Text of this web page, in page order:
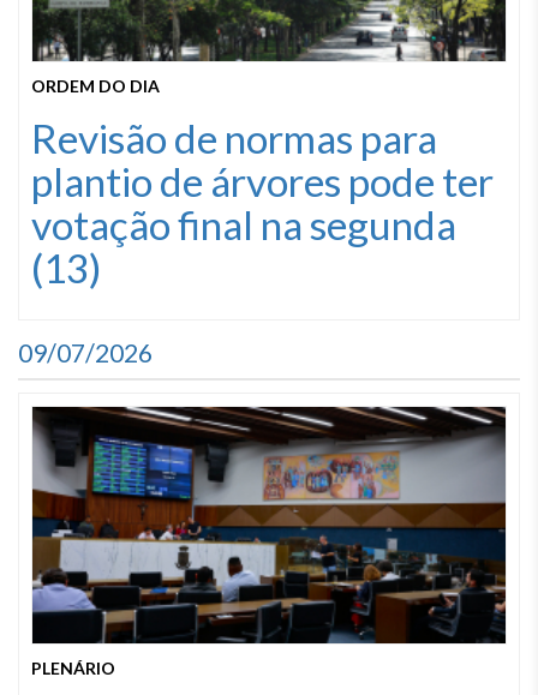
ORDEM DO DIA
Revisão de normas para
plantio de árvores pode ter
votação final na segunda
(13)
09/07/2026
PLENÁRIO